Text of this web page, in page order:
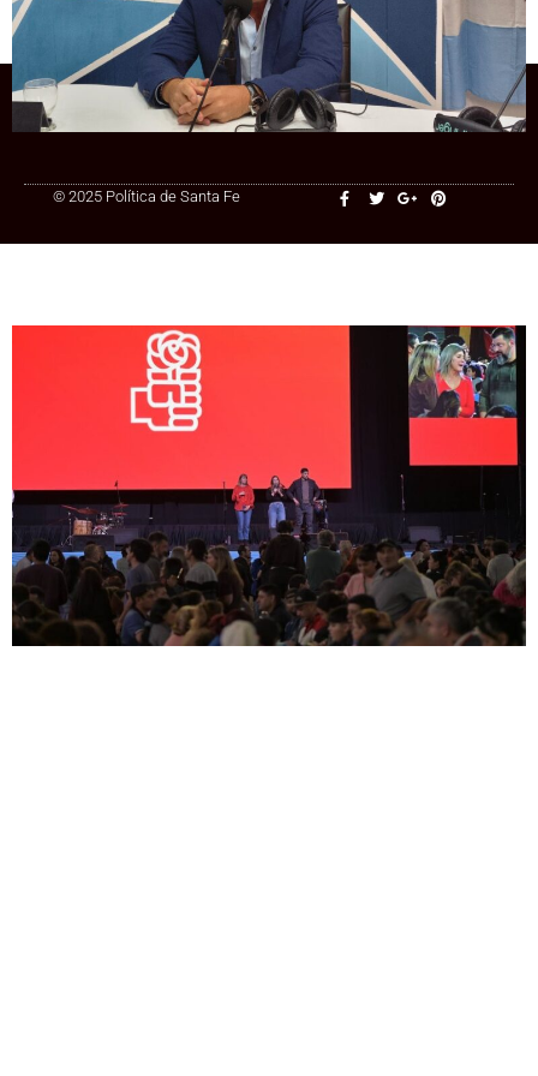
con una nueva generación de dirigentes
+54 9 3415 41-3086
© 2025 Política de Santa Fe